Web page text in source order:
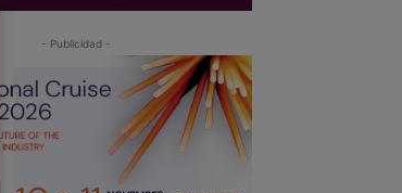
- Publicidad -